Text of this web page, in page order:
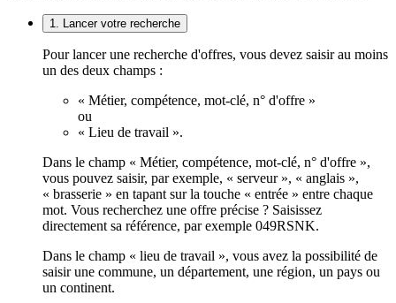
1. Lancer votre recherche
Pour lancer une recherche d'offres, vous devez saisir au moins
un des deux champs :
« Métier, compétence, mot-clé, n° d'offre »
ou
« Lieu de travail ».
Dans le champ « Métier, compétence, mot-clé, n° d'offre »,
vous pouvez saisir, par exemple, « serveur », « anglais »,
« brasserie » en tapant sur la touche « entrée » entre chaque
mot. Vous recherchez une offre précise ? Saisissez
directement sa référence, par exemple 049RSNK.
Dans le champ « lieu de travail », vous avez la possibilité de
saisir une commune, un département, une région, un pays ou
un continent.